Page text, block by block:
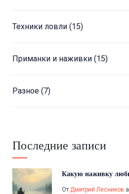
Техники ловли (15)
Приманки и наживки (15)
Разное (7)
Последние записи
Какую наживку
От Дмитрий Лесников